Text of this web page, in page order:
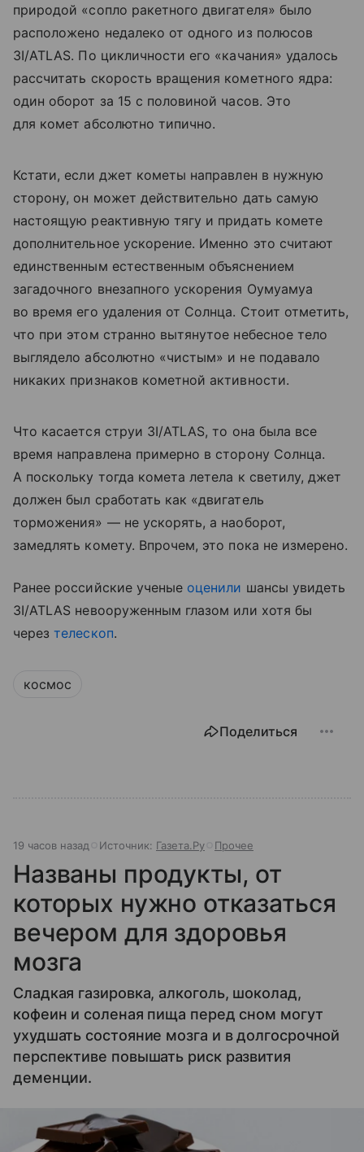
природой «сопло ракетного двигателя» было
расположено недалеко от одного из полюсов
3I/ATLAS. По цикличности его «качания» удалось
рассчитать скорость вращения кометного ядра:
один оборот за 15 с половиной часов. Это
для комет абсолютно типично.
Кстати, если джет кометы направлен в нужную
сторону, он может действительно дать самую
настоящую реактивную тягу и придать комете
дополнительное ускорение. Именно это считают
единственным естественным объяснением
загадочного внезапного ускорения Оумуамуа
во время его удаления от Солнца. Стоит отметить,
что при этом странно вытянутое небесное тело
выглядело абсолютно «чистым» и не подавало
никаких признаков кометной активности.
Что касается струи 3I/ATLAS, то она была все
время направлена примерно в сторону Солнца.
А поскольку тогда комета летела к светилу, джет
должен был сработать как «двигатель
торможения» — не ускорять, а наоборот,
замедлять комету. Впрочем, это пока не измерено.
Ранее российские ученые оценили шансы увидеть
3I/ATLAS невооруженным глазом или хотя бы
черезтелескоп.
космос
Поделиться
19 часов назад Источник: Газета.Ру Прочее
Названы продукты, от
которых нужно отказаться
вечером для здоровья
мозга
Сладкая газировка, алкоголь, шоколад,
кофеин и соленая пища перед сном могут
ухудшать состояние мозга и в долгосрочной
перспективе повышать риск развития
деменции.